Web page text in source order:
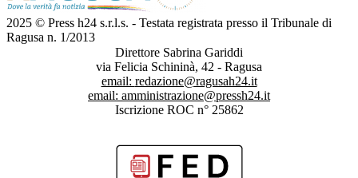
2025 © Press h24 s.r.l.s. - Testata registrata presso il Tribunale di
Ragusa n. 1/2013
Direttore Sabrina Gariddi
via Felicia Schininà, 42 - Ragusa
email: redazione@ragusah24.it
email: amministrazione@pressh24.it
Iscrizione ROC n° 25862